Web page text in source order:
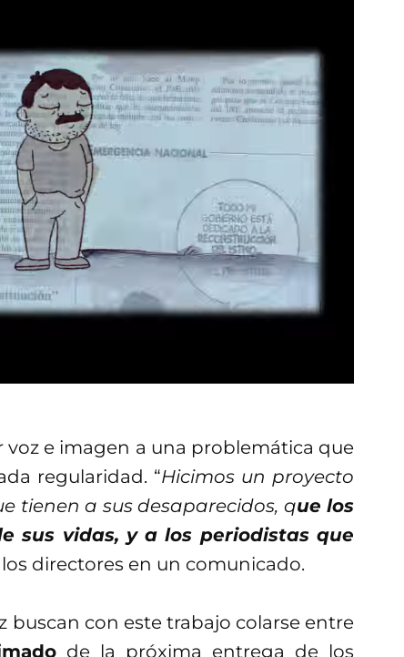
voz e imagen a una problemática que
regularidad. “Hicimos un proyecto
tienen a sus desaparecidos, que los
sus vidas, y a los periodistas que
directores en un comunicado.
buscan con este trabajo colarse entre
de la próxima entrega de los